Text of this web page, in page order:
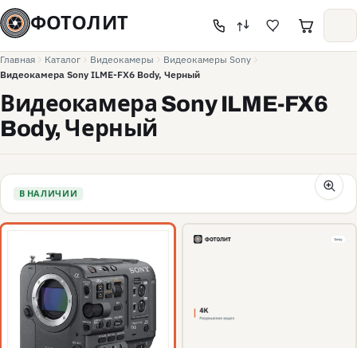
ФОТОЛИТ
Главная Каталог Видеокамеры
Видеокамеры Sony
Видеокамера Sony ILME-FX6 Body, Черный
Видеокамера Sony ILME-FX6
Body, Черный
В НАЛИЧИИ